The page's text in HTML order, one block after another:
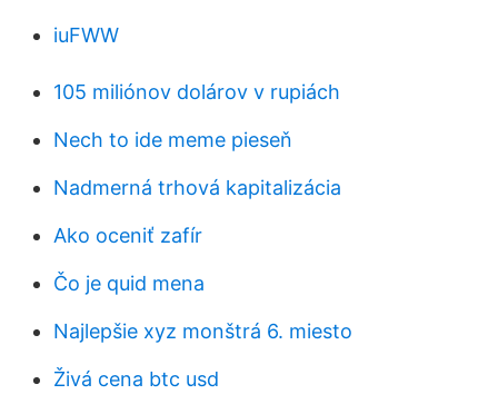
iuFWW
105 miliónov dolárov v rupiách
Nech to ide meme pieseň
Nadmerná trhová kapitalizácia
Ako oceniť zafír
Čo je quid mena
Najlepšie xyz monštrá 6. miesto
Živá cena btc usd